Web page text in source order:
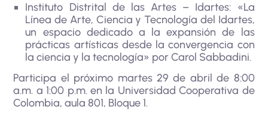
Instituto Distrital de las Artes – Idartes: «La
Línea de Arte, Ciencia y Tecnología del Idartes,
un espacio dedicado a la expansión de las
prácticas artísticas desde la convergencia con
la ciencia y la tecnología» por Carol Sabbadini.
Participa el próximo martes 29 de abril de 8:00
a.m. a 1:00 p.m. en la Universidad Cooperativa de
Colombia, aula 801, Bloque 1.